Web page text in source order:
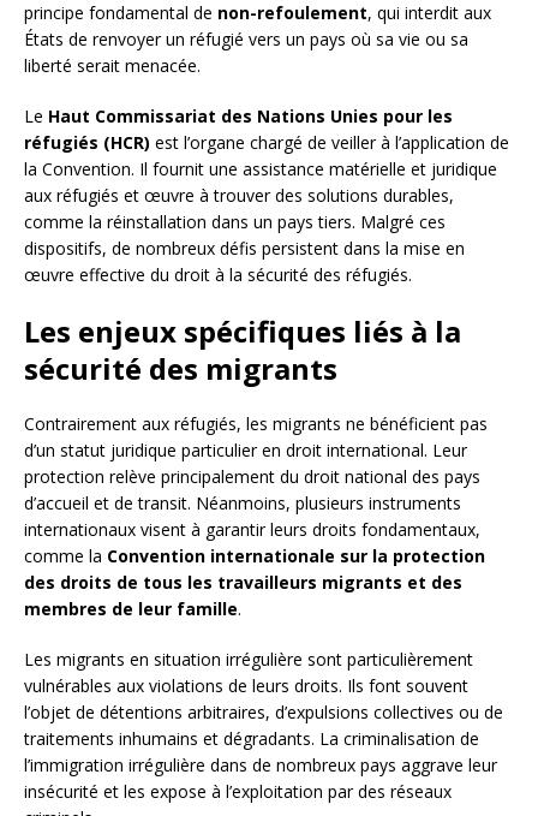
principe fondamental de non-refoulement, qui interdit aux
États de renvoyer un réfugié vers un pays où sa vie ou sa
liberté serait menacée.
Le Haut Commissariat des Nations Unies pour les
réfugiés (HCR) est l’organe chargé de veiller à l’application de
la Convention. Il fournit une assistance matérielle et juridique
aux réfugiés et œuvre à trouver des solutions durables,
comme la réinstallation dans un pays tiers. Malgré ces
dispositifs, de nombreux défis persistent dans la mise en
œuvre effective du droit à la sécurité des réfugiés.
Les enjeux spécifiques liés à la
sécurité des migrants
Contrairement aux réfugiés, les migrants ne bénéficient pas
d’un statut juridique particulier en droit international. Leur
protection relève principalement du droit national des pays
d’accueil et de transit. Néanmoins, plusieurs instruments
internationaux visent à garantir leurs droits fondamentaux,
comme la Convention internationale sur la protection
des droits de tous les travailleurs migrants et des
membres de leur famille.
Les migrants en situation irrégulière sont particulièrement
vulnérables aux violations de leurs droits. Ils font souvent
l’objet de détentions arbitraires, d’expulsions collectives ou de
traitements inhumains et dégradants. La criminalisation de
l’immigration irrégulière dans de nombreux pays aggrave leur
insécurité et les expose à l’exploitation par des réseaux